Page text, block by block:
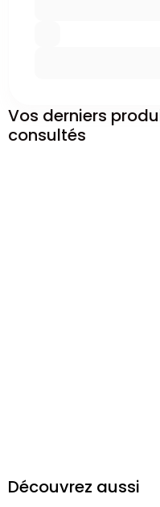
Vos derniers
consultés
Découvrez aussi